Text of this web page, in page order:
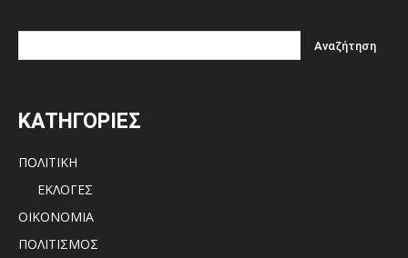
ΚΑΤΗΓΟΡΙΕΣ
ΠΟΛΙΤΙΚΗ
ΕΚΛΟΓΕΣ
ΟΙΚΟΝΟΜΙΑ
ΠΟΛΙΤΙΣΜΟΣ